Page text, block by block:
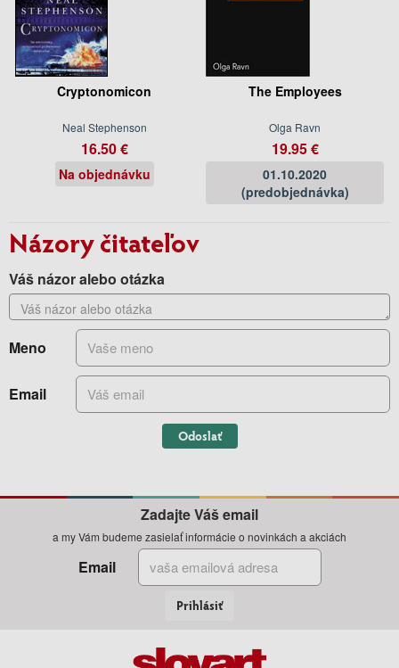
Cryptonomicon
Neal Stephenson
16.50 €
Na objednávku
The Employees
Olga Ravn
19.95 €
01.10.2020
(predobjednávka)
Názory čitateľov
Váš názor alebo otázka
Meno
Email
Odoslať
Zadajte Váš email
a my Vám budeme zasielať informácie o novinkách a akciách
Email
Prihlásiť